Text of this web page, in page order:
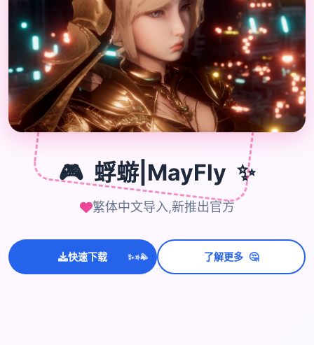
🎮
🎮 蜉蝣|MayFly ✨
繁体中文导入,新推出官方
快速下载 ✨
⭐💫 了解更多 🤔